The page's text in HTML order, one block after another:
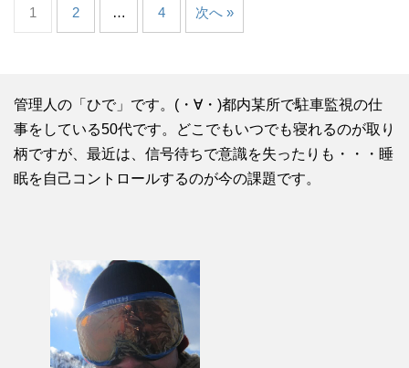
1 2 … 4 次へ »
管理人の「ひで」です。(・∀・)都内某所で駐車監視の仕
事をしている50代です。どこでもいつでも寝れるのが取り
柄ですが、最近は、信号待ちで意識を失ったりも・・・睡
眠を自己コントロールするのが今の課題です。